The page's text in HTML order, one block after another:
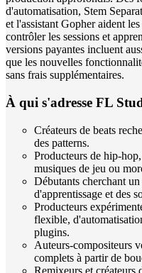
d'automatisation, Stem
et l'assistant Gopher aident
contrôler les sessions et
versions payantes incluent
que les nouvelles
sans frais supplémentaires.
À qui s'adresse FL
Créateurs de beats
des patterns.
Producteurs de hip-
musiques de jeu ou
Débutants cherchant
d'apprentissage et des
Producteurs
flexible,
plugins.
Auteurs-compositeurs
complets à partir de
Remixeurs et créateurs